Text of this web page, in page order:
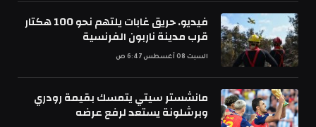
فيديو. حريق غابات يلتهم نحو 100 هكتار
قرب مدينة ناربون الفرنسية
السبت 08 أغسطس 6:47 ص
مانشستر سيتي يتمسك بقيمة رودري
وبرشلونة يستعد لرفع عرضه